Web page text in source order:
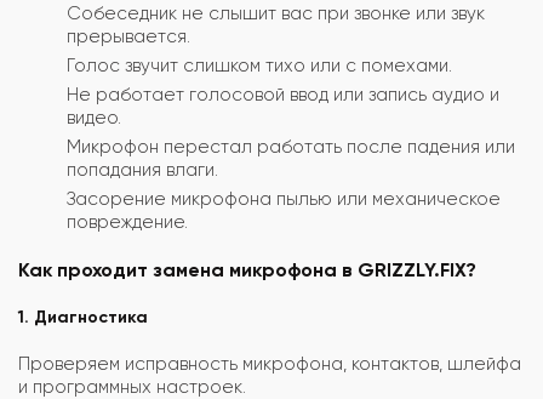
Собеседник не слышит вас при звонке или звук
прерывается.
Голос звучит слишком тихо или с помехами.
Не работает голосовой ввод или запись аудио и
видео.
Микрофон перестал работать после падения или
попадания влаги.
Засорение микрофона пылью или механическое
повреждение.
Как проходит замена микрофона в GRIZZLY.FIX?
1. Диагностика
Проверяем исправность микрофона, контактов, шлейфа
и программных настроек.